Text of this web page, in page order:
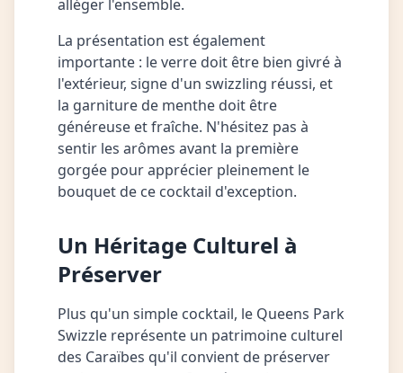
alléger l'ensemble.
La présentation est également
importante : le verre doit être bien givré à
l'extérieur, signe d'un swizzling réussi, et
la garniture de menthe doit être
généreuse et fraîche. N'hésitez pas à
sentir les arômes avant la première
gorgée pour apprécier pleinement le
bouquet de ce cocktail d'exception.
Un Héritage Culturel à
Préserver
Plus qu'un simple cocktail, le Queens Park
Swizzle représente un patrimoine culturel
des Caraïbes qu'il convient de préserver